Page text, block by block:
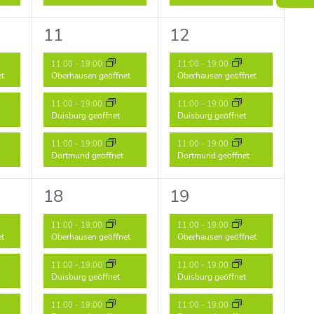
3
Veranstaltungen,
11
11:00- 19:00
Oberhausen geöffnet
11:00- 19:00
Duisburg geöffnet
11:00- 19:00
Dortmund geöffnet
3
Veranstaltungen,
12
11:00- 19:00
Oberhausen geöffnet
11:00- 19:00
Duisburg geöffnet
11:00- 19:00
Dortmund geöffnet
3
Veranstaltungen,
18
11:00- 19:00
Oberhausen geöffnet
11:00- 19:00
Duisburg geöffnet
11:00- 19:00
3
Veranstaltungen,
19
11:00- 19:00
Oberhausen geöffnet
11:00- 19:00
Duisburg geöffnet
11:00- 19:00